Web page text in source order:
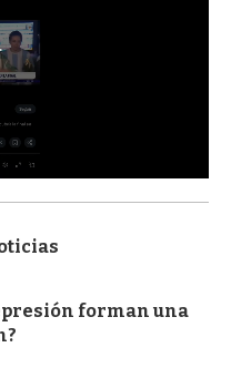
forman una